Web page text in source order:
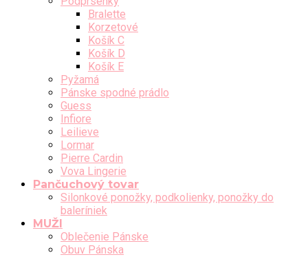
Bralette
Korzetové
Košík C
Košík D
Košík E
Pyžamá
Pánske spodné prádlo
Guess
Infiore
Leilieve
Lormar
Pierre Cardin
Vova Lingerie
Pančuchový tovar
Silonkové ponožky, podkolienky, ponožky do
baleríniek
MUŽI
Oblečenie Pánske
Obuv Pánska